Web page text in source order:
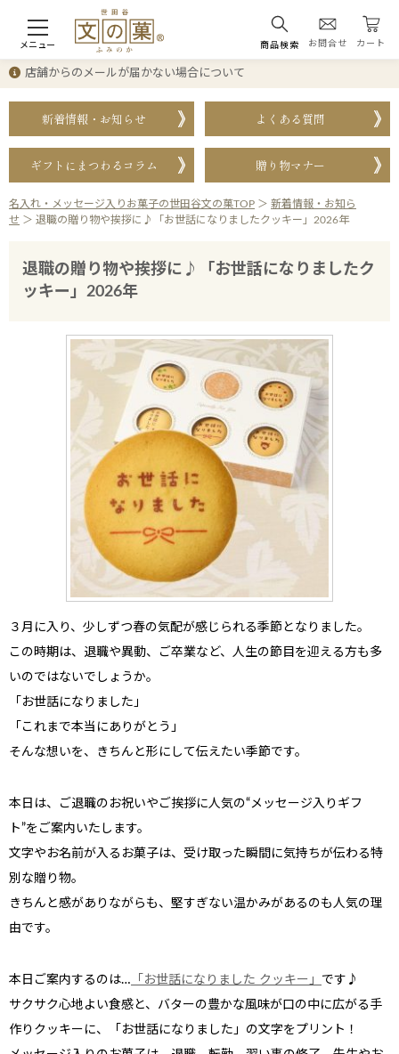
メニュー 商品検索 お問合せ カート
い
？
退職・異動の挨拶におすすめのお菓子ギ
フト5選
失敗し
店舗からのメールが届かない場合について
新着情報・お知らせ よくある質問
ギフトにまつわるコラム 贈り物マナー
名入れ・メッセージ入りお菓子の世田谷文の菓TOP ＞ 新着情報・お知ら
せ ＞ 退職の贈り物や挨拶に♪「お世話になりましたクッキー」2026年
退職の贈り物や挨拶に♪「お世話になりましたク
ッキー」2026年
３月に入り、少しずつ春の気配が感じられる季節となりました。
この時期は、退職や異動、ご卒業など、人生の節目を迎える方も多
いのではないでしょうか。
「お世話になりました」
「これまで本当にありがとう」
そんな想いを、きちんと形にして伝えたい季節です。
本日は、ご退職のお祝いやご挨拶に人気の“メッセージ入りギフ
ト”をご案内いたします。
文字やお名前が入るお菓子は、受け取った瞬間に気持ちが伝わる特
別な贈り物。
きちんと感がありながらも、堅すぎない温かみがあるのも人気の理
由です。
本日ご案内するのは… 「お世話になりました クッキー」 です♪
サクサク心地よい食感と、バターの豊かな風味が口の中に広がる手
作りクッキーに、「お世話になりました」の文字をプリント！